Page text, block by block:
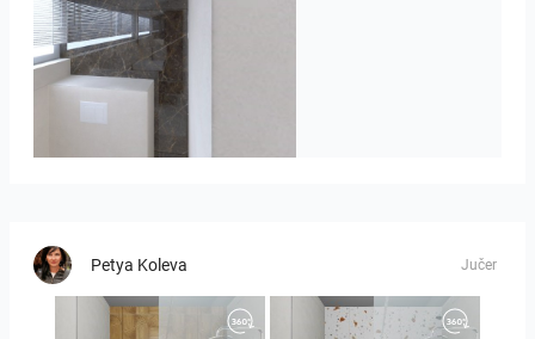
Badkamerhuis
Petya Koleva Jučer